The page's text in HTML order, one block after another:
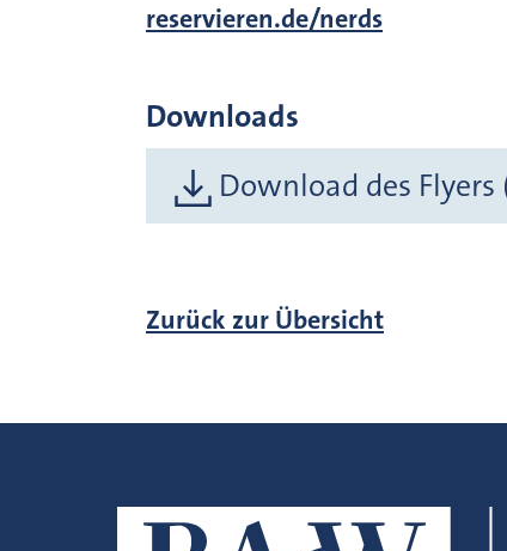
reservieren.de/nerds
Downloads
Download des Flyers
Zurück zur Übersicht